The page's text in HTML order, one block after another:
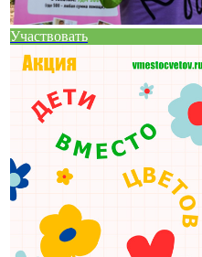
Участвовать